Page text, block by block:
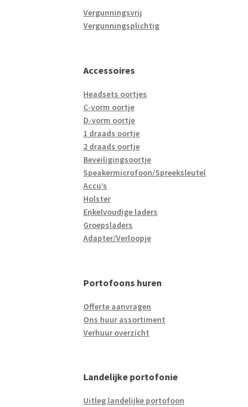
Vergunningsvrij
Vergunningsplichtig
Accessoires
Headsets oortjes
C-vorm oortje
D-vorm oortje
1 draads oortje
2 draads oortje
Beveiligingsoortje
Speakermicrofoon/Spreeksleutel
Accu’s
Holster
Enkelvoudige laders
Groepsladers
Adapter/Verloopje
Portofoons huren
Offerte aanvragen
Ons huur assortiment
Verhuur overzicht
Landelijke portofonie
Uitleg landelijke portofoon